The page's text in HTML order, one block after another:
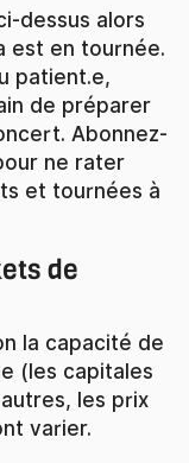
dessus alors
est en tournée.
patient.e,
de préparer
Abonnez-
ne rater
et tournées à
la capacité de
(les capitales
les prix
varier.